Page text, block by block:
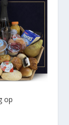
op